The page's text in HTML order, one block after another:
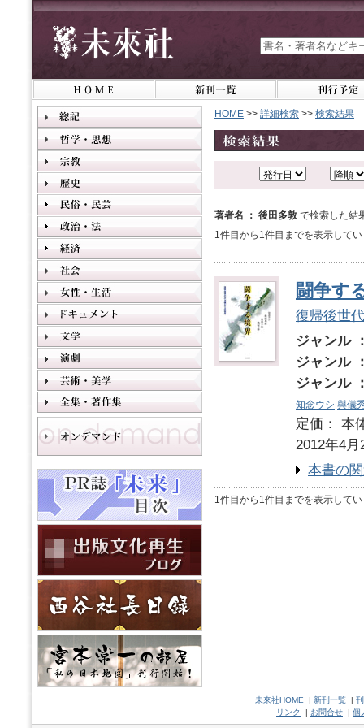
HOME >> 詳細検索 >> 検索結果
著者名 ： 後田多敦 で検索した結
1件目から1件目までを表示して
闘争す
復帰後世
ジャンル
ジャンル
ジャンル
知念ウシ 與儀
定価：
2012年4月
本書の
1件目から1件目までを表示して
未來社HOME | 新刊一覧 |
リンク
| お問合せ | 個